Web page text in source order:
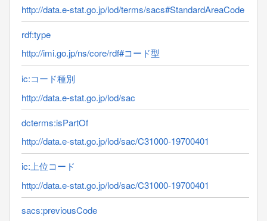
http://data.e-stat.go.jp/lod/terms/sacs#StandardAreaCode
rdf:type
http://imi.go.jp/ns/core/rdf#コード型
ic:コード種別
http://data.e-stat.go.jp/lod/sac
dcterms:isPartOf
http://data.e-stat.go.jp/lod/sac/C31000-19700401
ic:上位コード
http://data.e-stat.go.jp/lod/sac/C31000-19700401
sacs:previousCode